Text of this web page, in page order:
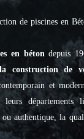
de piscines en
en bétondepuis
la construction de
et
départements
authentique, la